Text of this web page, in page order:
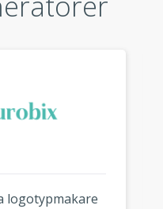
logotypmakare